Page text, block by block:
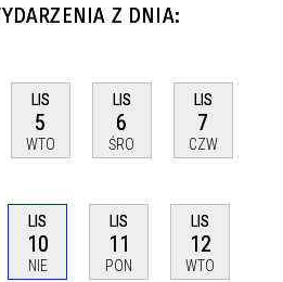
Z DNIA:
LIS
5
WTO
LIS
6
ŚRO
LIS
7
CZW
LIS
10
NIE
LIS
11
PON
LIS
12
WTO